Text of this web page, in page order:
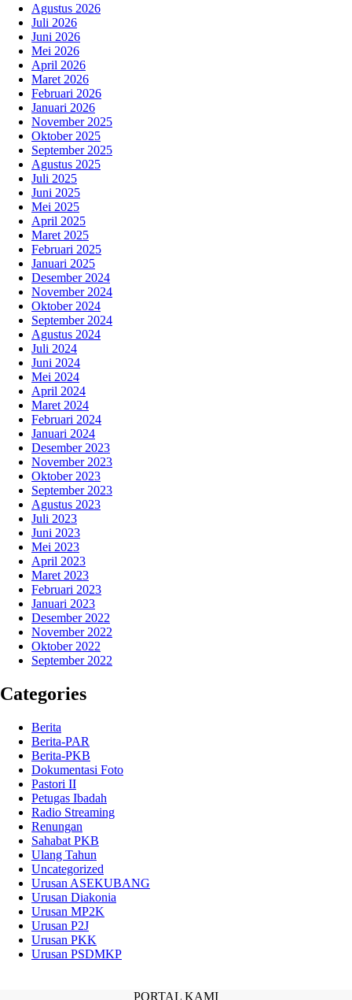
Agustus 2026
Juli 2026
Juni 2026
Mei 2026
April 2026
Maret 2026
Februari 2026
Januari 2026
November 2025
Oktober 2025
September 2025
Agustus 2025
Juli 2025
Juni 2025
Mei 2025
April 2025
Maret 2025
Februari 2025
Januari 2025
Desember 2024
November 2024
Oktober 2024
September 2024
Agustus 2024
Juli 2024
Juni 2024
Mei 2024
April 2024
Maret 2024
Februari 2024
Januari 2024
Desember 2023
November 2023
Oktober 2023
September 2023
Agustus 2023
Juli 2023
Juni 2023
Mei 2023
April 2023
Maret 2023
Februari 2023
Januari 2023
Desember 2022
November 2022
Oktober 2022
September 2022
Categories
Berita
Berita-PAR
Berita-PKB
Dokumentasi Foto
Pastori II
Petugas Ibadah
Radio Streaming
Renungan
Sahabat PKB
Ulang Tahun
Uncategorized
Urusan ASEKUBANG
Urusan Diakonia
Urusan MP2K
Urusan P2J
Urusan PKK
Urusan PSDMKP
PORTAL KAMI